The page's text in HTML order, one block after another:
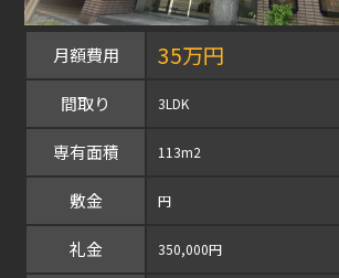
月額費用 35万円
間取り 3LDK
専有面積 113m2
敷金 円
礼金 350,000円